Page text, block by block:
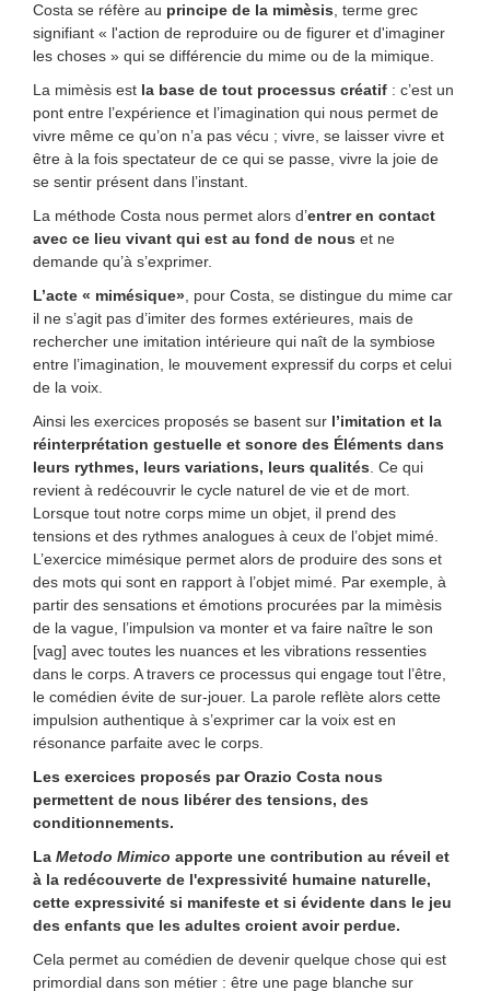
Costa se réfère au principe de la mimèsis, terme grec
signifiant « l'action de reproduire ou de figurer et d'imaginer
les choses » qui se différencie du mime ou de la mimique.
La mimèsis est la base de tout processus créatif : c’est un
pont entre l’expérience et l’imagination qui nous permet de
vivre même ce qu’on n’a pas vécu ; vivre, se laisser vivre et
être à la fois spectateur de ce qui se passe, vivre la joie de
se sentir présent dans l’instant.
La méthode Costa nous permet alors d’entrer en contact
avec ce lieu vivant qui est au fond de nous et ne
demande qu’à s’exprimer.
L’acte « mimésique», pour Costa, se distingue du mime car
il ne s’agit pas d’imiter des formes extérieures, mais de
rechercher une imitation intérieure qui naît de la symbiose
entre l’imagination, le mouvement expressif du corps et celui
de la voix.
Ainsi les exercices proposés se basent sur l’imitation et la
réinterprétation gestuelle et sonore des Éléments dans
leurs rythmes, leurs variations, leurs qualités. Ce qui
revient à redécouvrir le cycle naturel de vie et de mort.
Lorsque tout notre corps mime un objet, il prend des
tensions et des rythmes analogues à ceux de l’objet mimé.
L’exercice mimésique permet alors de produire des sons et
des mots qui sont en rapport à l’objet mimé. Par exemple, à
partir des sensations et émotions procurées par la mimèsis
de la vague, l’impulsion va monter et va faire naître le son
[vag] avec toutes les nuances et les vibrations ressenties
dans le corps. A travers ce processus qui engage tout l’être,
le comédien évite de sur-jouer. La parole reflète alors cette
impulsion authentique à s’exprimer car la voix est en
résonance parfaite avec le corps.
Les exercices proposés par Orazio Costa nous
permettent de nous libérer des tensions, des
conditionnements.
La Metodo Mimico apporte une contribution au réveil et
à la redécouverte de l'expressivité humaine naturelle,
cette expressivité si manifeste et si évidente dans le jeu
des enfants que les adultes croient avoir perdue.
Cela permet au comédien de devenir quelque chose qui est
primordial dans son métier : être une page blanche sur